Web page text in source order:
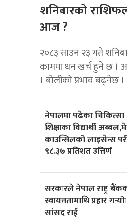
शनिबारको
आज ?
२०८३ साउन २३ गते
काममा धन खर्च हुने छ ।
। बोलीको प्रभाव बढ्नेछ
नेपालमा पढेका चिकित्सा
शिक्षाका विद्यार्थी
काउन्सिलको लाइसेन्स
९८.३७ प्रतिशत उत्तिर्ण
सरकारले नेपाल राष्ट्र
स्वायत्ततामाथि प्रहार
सांसद राई